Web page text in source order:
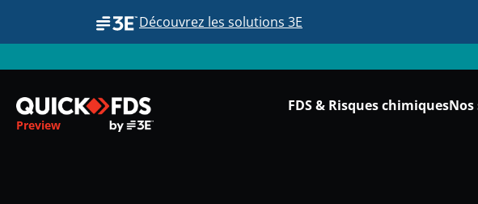
Découvrez les solutions 3E
Preview
FDS & Risques chimiques